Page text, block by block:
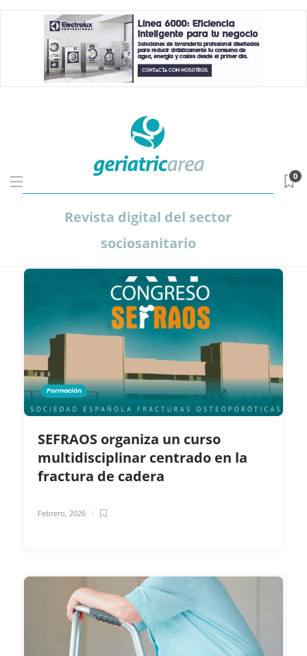
Revista digital del sector
sociosanitario
0
Formación
SEFRAOS organiza un curso
multidisciplinar centrado en la
fractura de cadera
Febrero, 2026